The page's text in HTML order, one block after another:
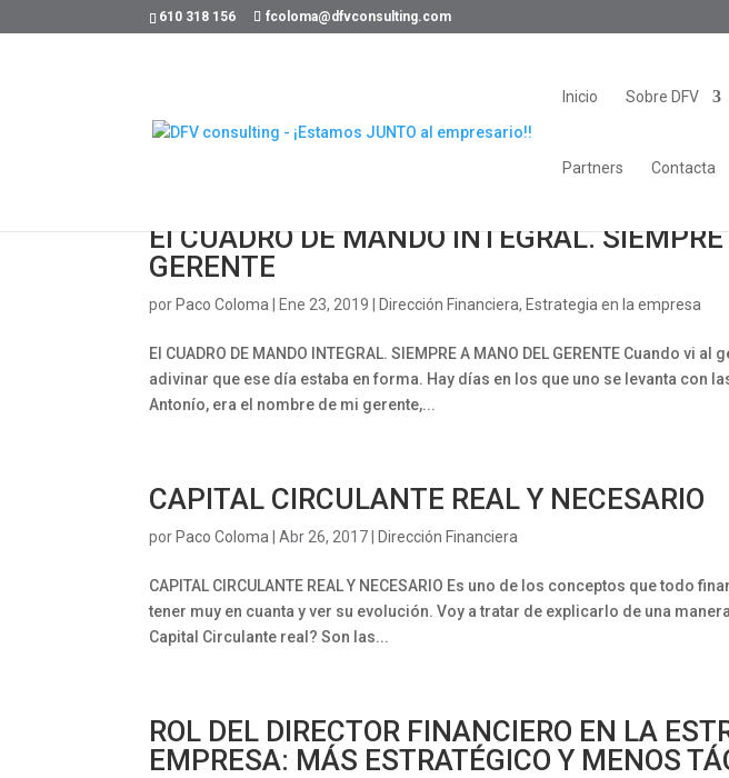
610 318 156 fcoloma@dfvconsulting.com
Inicio Sobre DFV
Partners Contacta
El CUADRO DE MANDO INTEGRAL.
GERENTE
por Paco Coloma Ene 23, 2019 Dirección Financiera, Estrategia en la empresa
El CUADRO DE MANDO INTEGRAL. SIEMPRE A MANO DEL GERENTE Cuando vi
adivinar que ese día estaba en forma. Hay días en los que uno se levanta con
Antonío, era el nombre de mi gerente,...
CAPITAL CIRCULANTE REAL Y NECESARIO
por Paco Coloma |Abr 26, 2017 Dirección Financiera
CAPITAL CIRCULANTE REAL Y NECESARIO Es uno de los conceptos que todo
tener muy en cuanta y ver su evolución. Voy a tratar de explicarlo de una
Capital Circulante real? Son las...
ROL DEL DIRECTOR FINANCIERO EN LA
EMPRESA: MÁS ESTRATÉGICO Y MENOS